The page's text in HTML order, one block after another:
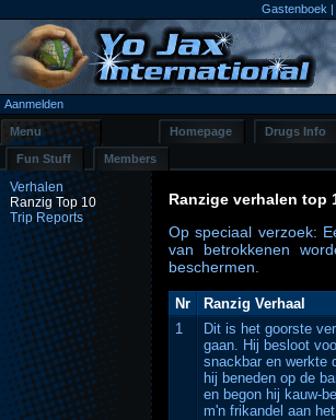
Gastenboek |
Aanmelden
Menu Homepage Drugs Info
Fun Stuff Members
Verhalen
Ranzig Top 10
Trip Reports
Ranzige verhalen top
Op speciaal verzoek:
van betrokkenen
beschermen.
Nr
Ranzig Verhaal
1
Dit is het goorste
gaan. Hij besloot
snackbar en werkte
hij beneden op de
en begon hij kauw-
m'n frikandel aan